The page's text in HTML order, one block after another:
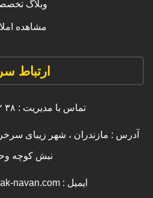
وبلاگ
مشاهده
ارتباط
تماس با مدیریت : ۳۸ ۲۲۲۲۲ ۰۹۱۱
آدرس : مازندران ، شهر زیبای
نبش کوچه
ایمیل : info [@] amlak-navan.com